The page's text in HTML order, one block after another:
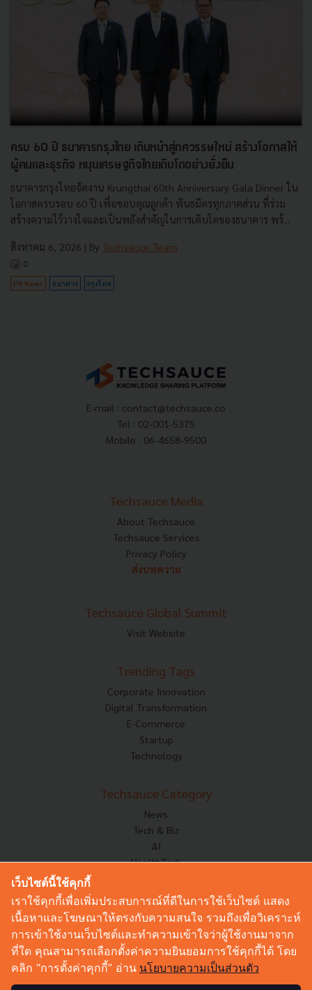
ครบ 60 ปี ธนาคารกรุงไทย เดินหน้าสู่ทศวรรษใหม่ สร้างโอกาสให้
ผู้คนและธุรกิจ หนุนเศรษฐกิจไทยเติบโตอย่างยั่งยืน
ธนาคารกรุงไทยจัดงาน Krungthai 60th Anniversary Gala Dinner ใน
โอกาสครบรอบ 60 ปี เพื่อขอบคุณลูกค้า พันธมิตรทุกภาคส่วน ที่ร่วม
สร้างความไว้วางใจและเป็นพลังสำคัญในการเติบโตของธนาคาร พร้...
สิงหาคม 6, 2026 | By Techsauce Team
0
PR News ธนาคาร กรุงไทย
E-mail : contact@techsauce.co
Tel : 02-001-5375
Mobile : 06-4658-9500
Techsauce Media
About Techsauce
Techsauce Services
Privacy Policy
ส่งบทความ
Techsauce Global Summit
Visit Website
Trending Tags
Corporate Innovation
Digital Transformation
E-Commerce
Startup
Technology
Techsauce Category
News
Tech & Biz
AI
HealthTech
Corp Innov
Saucy Thoughts
Sustainable
Videos
Podcast
เว็บไซต์นี้ใช้คุกกี้
เราใช้คุกกี้เพื่อเพิ่มประสบการณ์ที่ดีในการใช้เว็บไซต์ แสดง
เนื้อหาและโฆษณาให้ตรงกับความสนใจ รวมถึงเพื่อวิเคราะห์
การเข้าใช้งานเว็บไซต์และทำความเข้าใจว่าผู้ใช้งานมาจาก
ที่ใด คุณสามารถเลือกตั้งค่าความยินยอมการใช้คุกกี้ได้ โดย
คลิก “การตั้งค่าคุกกี้” อ่าน นโยบายความเป็นส่วนตัว